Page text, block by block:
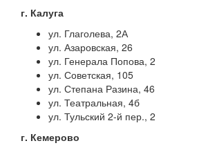
г. Калуга
ул. Глаголева, 2А
ул. Азаровская, 26
ул. Генерала Попова, 2
ул. Советская, 105
ул. Степана Разина, 46
ул. Театральная, 4б
ул. Тульский 2-й пер., 2
г. Кемерово